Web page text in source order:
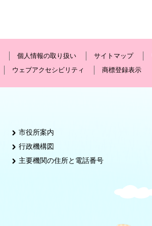
個人情報の取り扱い サイトマップ
ウェブアクセシビリティ 商標登録表示
市役所案内
行政機構図
主要機関の住所と電話番号